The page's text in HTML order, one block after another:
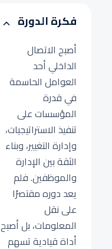
فكرة الدورة
أصبح الاتصال
الداخلي أحد
العوامل الحاسمة
في قدرة
المؤسسات على
تنفيذ الاستراتيجيات،
وإدارة التغيير، وبناء
الثقة بين الإدارة
والموظفين. فلم
يعد دوره مقتصرًا
على نقل
المعلومات، بل أصبح
أداة قيادية تسهم